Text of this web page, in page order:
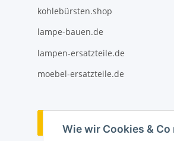
Wie wir Cookies & Co
kohlebürsten.shop
lampe-bauen.de
lampen-ersatzteile.de
moebel-ersatzteile.de
Vertrag widerrufen